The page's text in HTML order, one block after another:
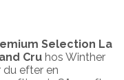
Selection La
Cru hos Winther
du efter en